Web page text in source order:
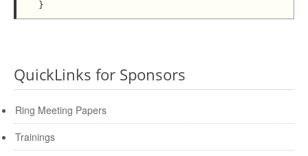
QuickLinks for Sponsors
Ring Meeting Papers
Trainings